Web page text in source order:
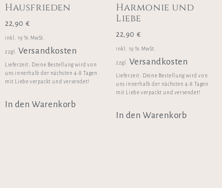
Hausfrieden
22,90 €
inkl. 19 % MwSt.
zzgl. Versandkosten
Lieferzeit: Deine Bestellung wird von
uns innerhalb der nächsten 4-8 Tagen
mit Liebe verpackt und versendet!
In den Warenkorb
Harmonie und
Liebe
22,90 €
inkl. 19 % MwSt.
zzgl. Versandkosten
Lieferzeit: Deine Bestellung wird von
uns innerhalb der nächsten 4-8 Tagen
mit Liebe verpackt und versendet!
In den Warenkorb